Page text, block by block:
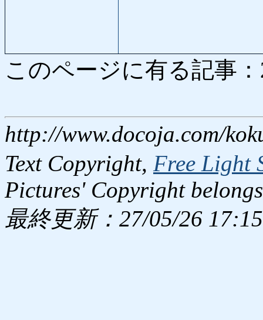
このページに有る記事
http://www.docoja.com/
Text Copyright, Free Light
Pictures' Copyright
最終更新：27/05/26 17:15